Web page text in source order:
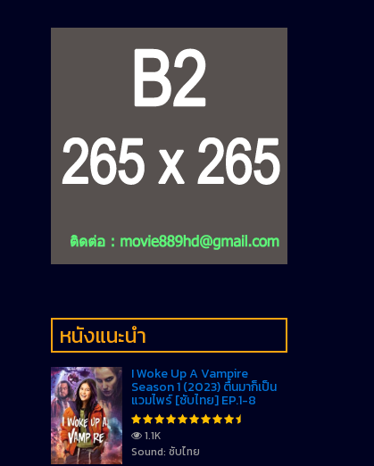
หนังแนะนำ
I Woke Up A Vampire
Season 1 (2023) ตื่นมาก็เป็น
แวมไพร์ [ซับไทย] EP.1-8
1.1K
Sound: ซับไทย